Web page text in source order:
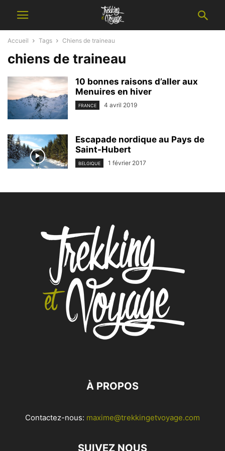
Accueil Tags Chiens de traineau
chiens de traineau
10 bonnes raisons d’aller aux
Menuires en hiver
FRANCE 4 avril 2019
Escapade nordique au Pays de
Saint-Hubert
BELGIQUE 1 février 2017
À PROPOS
Contactez-nous: maxime@trekkingetvoyage.com
SUIVEZ NOUS